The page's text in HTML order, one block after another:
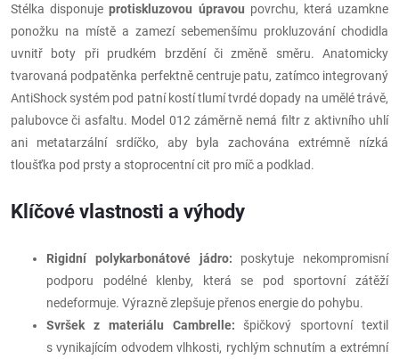
Stélka disponujeprotiskluzovou úpravou povrchu, která uzamkne
ponožku na místě a zamezí sebemenšímu prokluzování chodidla
uvnitř boty při prudkém brzdění či změně směru. Anatomicky
tvarovaná podpatěnka perfektně centruje patu, zatímco integrovaný
AntiShock systém pod patní kostí tlumí tvrdé dopady na umělé trávě,
palubovce či asfaltu. Model 012 záměrně nemá filtr z aktivního uhlí
ani metatarzální srdíčko, aby byla zachována extrémně nízká
tloušťka pod prsty a stoprocentní cit pro míč a podklad.
Klíčové vlastnosti a výhody
Rigidní polykarbonátové jádro: poskytuje nekompromisní
podporu podélné klenby, která se pod sportovní zátěží
nedeformuje. Výrazně zlepšuje přenos energie do pohybu.
Svršek z materiálu Cambrelle: špičkový sportovní textil
s vynikajícím odvodem vlhkosti, rychlým schnutím a extrémní